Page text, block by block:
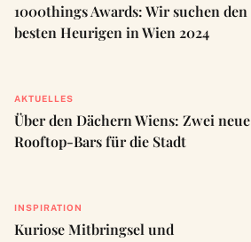
1000things Awards: Wir suchen den
besten Heurigen in Wien 2024
AKTUELLES
Über den Dächern Wiens: Zwei neue
Rooftop-Bars für die Stadt
INSPIRATION
Kuriose Mitbringsel und